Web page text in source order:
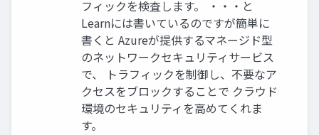
フィックを検査します。 ・・・と
Learnには書いているのですが簡単に
書くと Azureが提供するマネージド型
のネットワークセキュリティサービス
で、 トラフィックを制御し、不要なア
クセスをブロックすることで クラウド
環境のセキュリティを高めてくれま
す。